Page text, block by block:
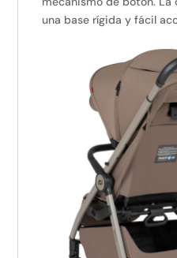
una base rígida y fácil